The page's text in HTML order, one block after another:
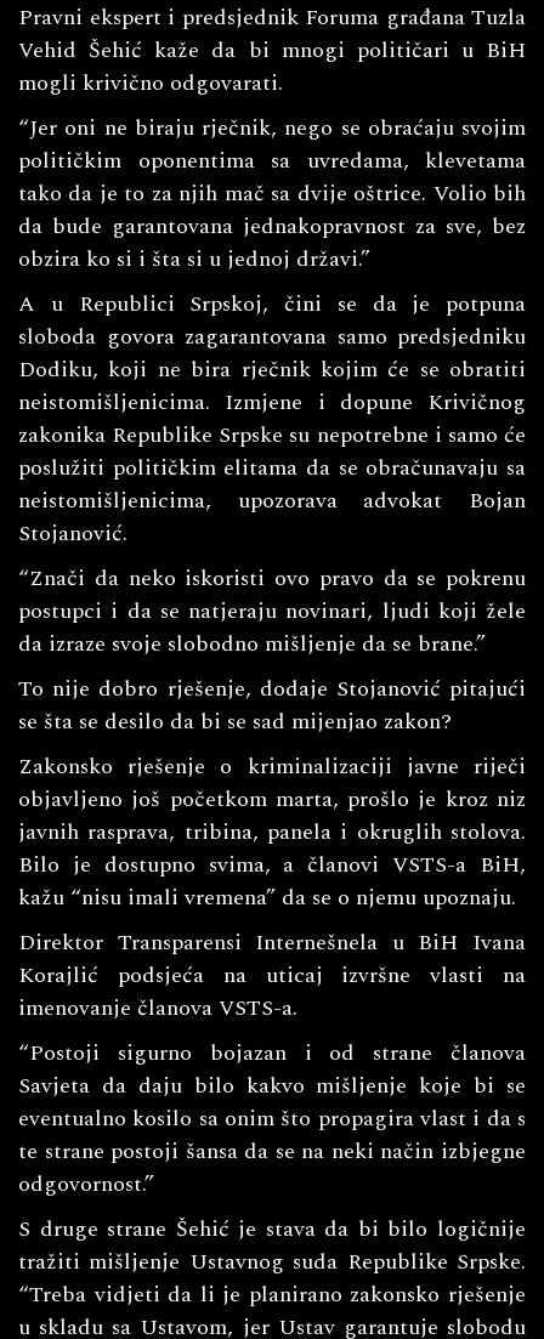
Pravni ekspert i predsjednik Foruma građana Tuzla
Vehid Šehić kaže da bi mnogi političari u BiH
mogli krivično odgovarati.
“Jer oni ne biraju rječnik, nego se obraćaju svojim
političkim oponentima sa uvredama, klevetama
tako da je to za njih mač sa dvije oštrice. Volio bih
da bude garantovana jednakopravnost za sve, bez
obzira ko si i šta si u jednoj državi.”
A u Republici Srpskoj, čini se da je potpuna
sloboda govora zagarantovana samo predsjedniku
Dodiku, koji ne bira rječnik kojim će se obratiti
neistomišljenicima. Izmjene i dopune Krivičnog
zakonika Republike Srpske su nepotrebne i samo će
poslužiti političkim elitama da se obračunavaju sa
neistomišljenicima, upozorava advokat Bojan
Stojanović.
“Znači da neko iskoristi ovo pravo da se pokrenu
postupci i da se natjeraju novinari, ljudi koji žele
da izraze svoje slobodno mišljenje da se brane.”
To nije dobro rješenje, dodaje Stojanović pitajući
se šta se desilo da bi se sad mijenjao zakon?
Zakonsko rješenje o kriminalizaciji javne riječi
objavljeno još početkom marta, prošlo je kroz niz
javnih rasprava, tribina, panela i okruglih stolova.
Bilo je dostupno svima, a članovi VSTS-a BiH,
kažu “nisu imali vremena” da se o njemu upoznaju.
Direktor Transparensi Internešnela u BiH Ivana
Korajlić podsjeća na uticaj izvršne vlasti na
imenovanje članova VSTS-a.
“Postoji sigurno bojazan i od strane članova
Savjeta da daju bilo kakvo mišljenje koje bi se
eventualno kosilo sa onim što propagira vlast i da s
te strane postoji šansa da se na neki način izbjegne
odgovornost.”
S druge strane Šehić je stava da bi bilo logičnije
tražiti mišljenje Ustavnog suda Republike Srpske.
“Treba vidjeti da li je planirano zakonsko rješenje
u skladu sa Ustavom, jer Ustav garantuje slobodu